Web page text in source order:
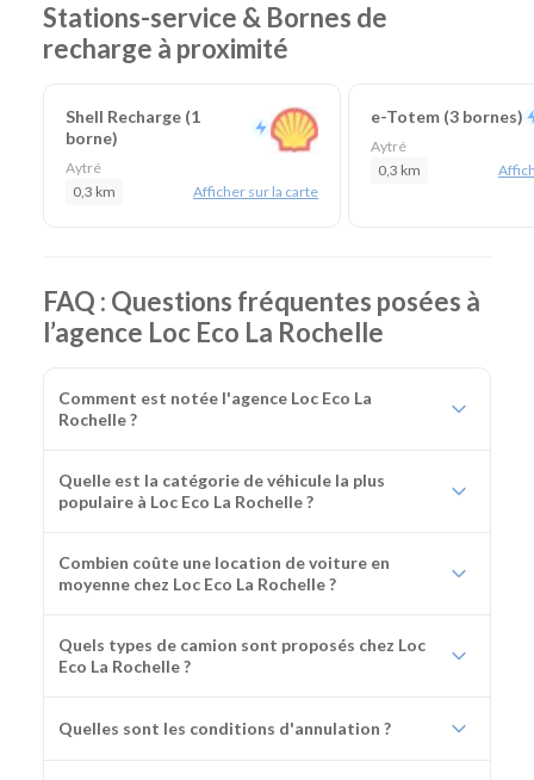
Stations-service & Bornes de
recharge à proximité
Shell Recharge (1
borne)
Aytré
0,3 km
Afficher sur la carte
e-Totem (3 bornes)
Aytré
0,3 km
FAQ : Questions fréquentes posées à
l’agence Loc Eco La Rochelle
Comment est notée l'agence Loc Eco La
Rochelle ?
Quelle est la catégorie de véhicule la plus
populaire à Loc Eco La Rochelle ?
Combien coûte une location de voiture en
moyenne chez Loc Eco La Rochelle ?
Quels types de camion sont proposés chez Loc
Eco La Rochelle ?
Quelles sont les conditions d'annulation ?